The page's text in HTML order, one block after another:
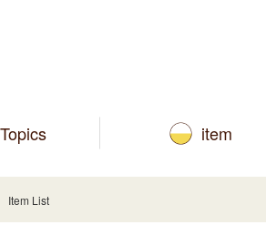
Topics item
Item List